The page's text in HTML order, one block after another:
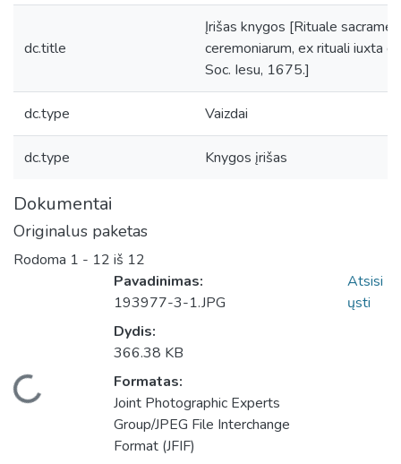
dc.title
Įrišas knygos [Rituale
ceremoniarum, ex rituali iuxta
Soc. Iesu, 1675.]
dc.type Vaizdai
dc.type Knygos įrišas
Dokumentai
Originalus paketas
Rodoma 1 - 12 iš 12
Pavadinimas:
193977-3-1.JPG
Dydis:
366.38 KB
Formatas:
Joint Photographic Experts
Group/JPEG File Interchange
Format (JFIF)
Atsisi
ųsti